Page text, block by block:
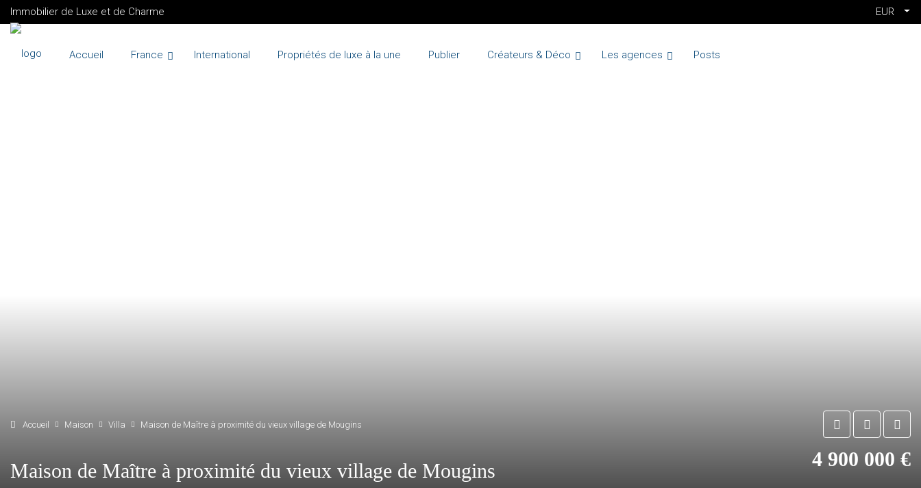
Immobilier de Luxe et de Charme EUR
Accueil France International Propriétés de luxe à la une Publier Créateurs & Déco Les agences Posts
Accueil Maison Villa Maison de Maître à proximité du vieux village de Mougins
Maison de Maître à proximité du vieux village de Mougins
4 900 000 €